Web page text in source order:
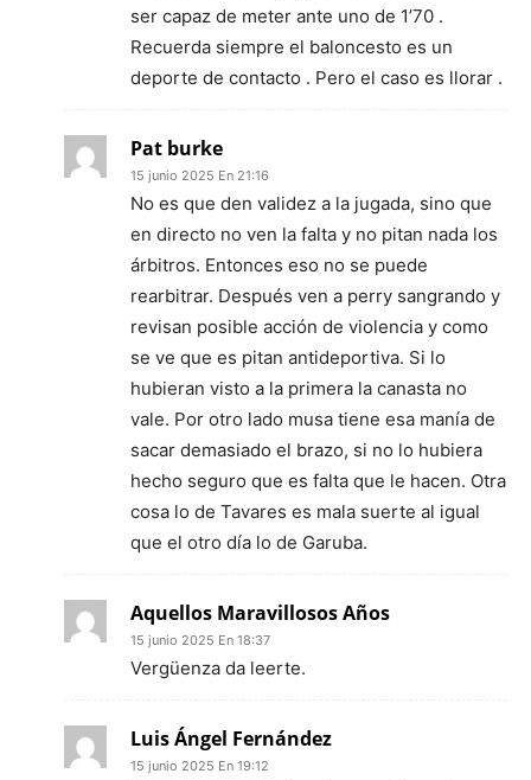
ser capaz de meter ante uno de 1’70 .
Recuerda siempre el baloncesto es un
deporte de contacto . Pero el caso es llorar .
Pat burke
15 junio 2025 En 21:16
No es que den validez a la jugada, sino que
en directo no ven la falta y no pitan nada los
árbitros. Entonces eso no se puede
rearbitrar. Después ven a perry sangrando y
revisan posible acción de violencia y como
se ve que es pitan antideportiva. Si lo
hubieran visto a la primera la canasta no
vale. Por otro lado musa tiene esa manía de
sacar demasiado el brazo, si no lo hubiera
hecho seguro que es falta que le hacen. Otra
cosa lo de Tavares es mala suerte al igual
que el otro día lo de Garuba.
Aquellos Maravillosos Años
15 junio 2025 En 18:37
Vergüenza da leerte.
Luis Ángel Fernández
15 junio 2025 En 19:12